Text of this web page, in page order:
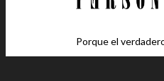
Porque el